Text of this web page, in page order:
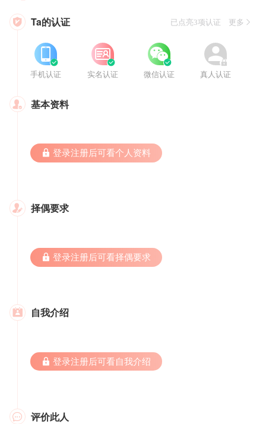
 Ta的认证 已点亮3项认证 更多

手机认证


实名认证


微信认证


真人认证
 基本资料
 登录注册后可看个人资料
 择偶要求
 登录注册后可看择偶要求
 自我介绍
 登录注册后可看自我介绍
 评价此人